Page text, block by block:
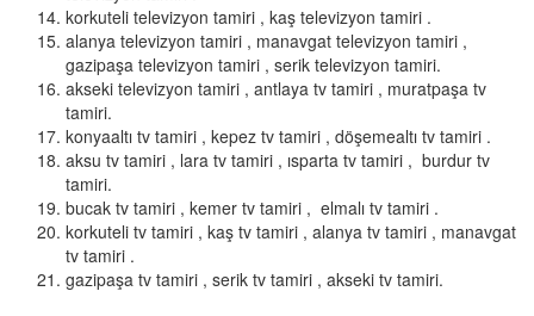
korkuteli televizyon tamiri , kaş televizyon tamiri .
alanya televizyon tamiri , manavgat televizyon tamiri ,
gazipaşa televizyon tamiri , serik televizyon tamiri.
akseki televizyon tamiri , antlaya tv tamiri , muratpaşa tv
tamiri.
konyaaltı tv tamiri , kepez tv tamiri , döşemealtı tv tamiri .
aksu tv tamiri , lara tv tamiri , ısparta tv tamiri , burdur tv
tamiri.
bucak tv tamiri , kemer tv tamiri , elmalı tv tamiri .
korkuteli tv tamiri , kaş tv tamiri , alanya tv tamiri , manavgat
tv tamiri .
gazipaşa tv tamiri , serik tv tamiri , akseki tv tamiri.